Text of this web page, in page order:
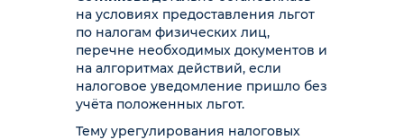
на условиях предоставления льгот
по налогам физических лиц,
перечне необходимых документов и
на алгоритмах действий, если
налоговое уведомление пришло без
учёта положенных льгот.
Тему урегулирования налоговых